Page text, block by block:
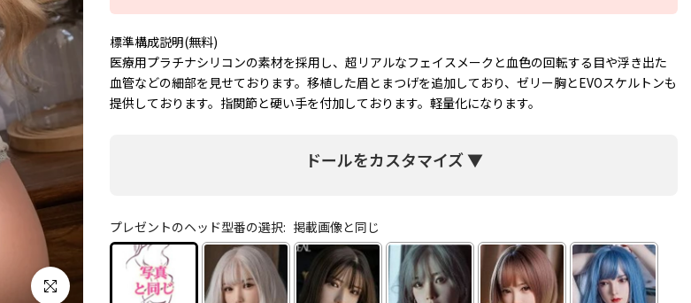
クリックして拡大する
標準構成説明(無料)
医療用プラチナシリコンの素材を採用し、超リアルなフェイスメークと血色の回転する目や浮き出た
血管などの細部を見せております。移植した眉とまつげを追加しており、ゼリー胸とEVOスケルトンも
提供しております。指関節と硬い手を付加しております。軽量化になります。
ドールをカスタマイズ ▼
プレゼントのヘッド型番の選択: 掲載画像と同じ